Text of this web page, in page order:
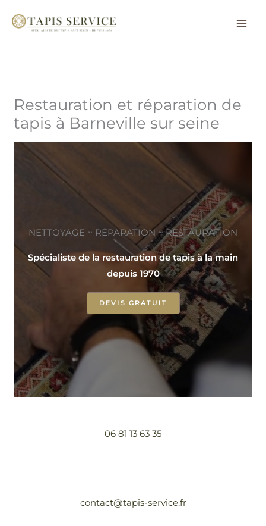
Restauration et réparation de
tapis à Barneville sur seine
NETTOYAGE ~ RÉPARATION ~ RESTAURATION
Spécialiste de la restauration de tapis à la main
depuis 1970
DEVIS GRATUIT
06 81 13 63 35
contact@tapis-service.fr